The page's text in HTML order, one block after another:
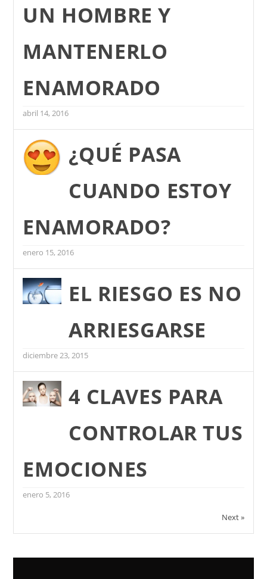
UN HOMBRE Y
MANTENERLO
ENAMORADO
abril 14, 2016
¿QUÉ PASA
CUANDO ESTOY
ENAMORADO?
enero 15, 2016
EL RIESGO ES NO
ARRIESGARSE
diciembre 23, 2015
4 CLAVES PARA
CONTROLAR TUS
EMOCIONES
enero 5, 2016
Next »